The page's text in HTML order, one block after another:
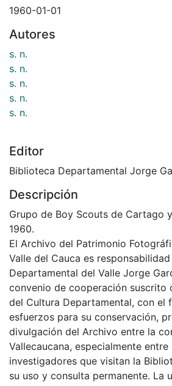
1960-01-01
Autores
s. n.
s. n.
s. n.
s. n.
s. n.
Editor
Biblioteca Departamental Jorge
Descripción
Grupo de Boy Scouts de Cartago
1960.
El Archivo del Patrimonio
Valle del Cauca es
Departamental del Valle Jorge
convenio de cooperación suscrito
del Cultura Departamental, con el
esfuerzos para su conservación,
divulgación del Archivo entre la
Vallecaucana, especialmente
investigadores que visitan la
su uso y consulta permanente. La